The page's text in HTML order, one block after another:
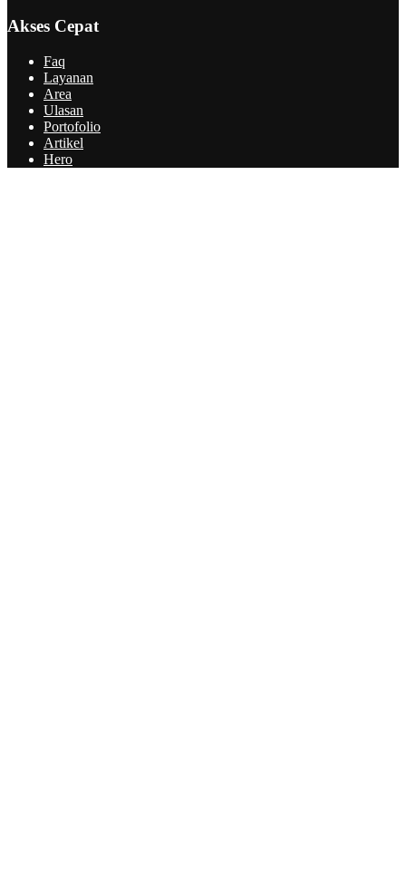
Akses Cepat
Faq
Layanan
Area
Ulasan
Portofolio
Artikel
Hero